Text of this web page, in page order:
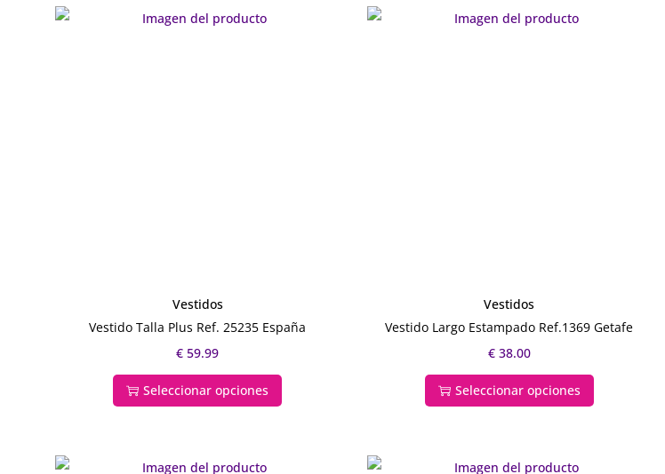
Vestidos
Vestido Talla Plus Ref. 25235 España
€ 59.99
Seleccionar opciones
Vestidos
Vestido Largo Estampado Ref.1369 Getafe
€38.00
Seleccionar opciones